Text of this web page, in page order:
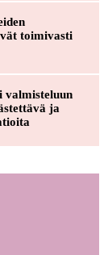
toimivasti
valmisteluun
ja